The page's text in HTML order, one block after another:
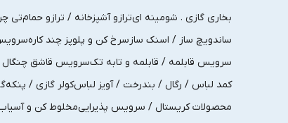
بخاری گازی . شومینه ایترازو آشپزخانه / ترازو حمامتی
ساندویچ ساز / اسنک سازسرخ کن و پلوپز چند کارهسرویس
سرویس قابلمه / قابلمه و تابه تکسرویس قاشق چنگال
کمد لباس / رگال / بندرخت / آویز لباسکولر گازی / پنکه
محصولات کریستال / سرویس پذیراییمخلوط کن و